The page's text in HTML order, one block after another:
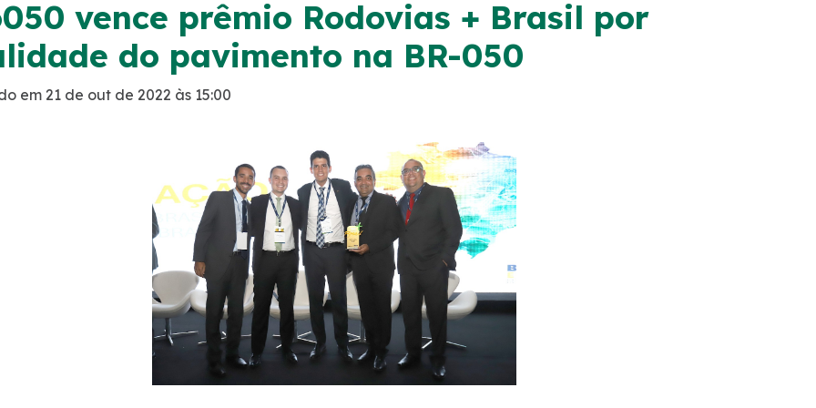
vence prêmio Rodovias + Brasil por
do pavimento na BR-050
em 21 de out de 2022 às 15:00